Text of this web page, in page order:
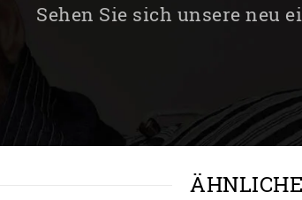
Sehen Sie sich unsere neu